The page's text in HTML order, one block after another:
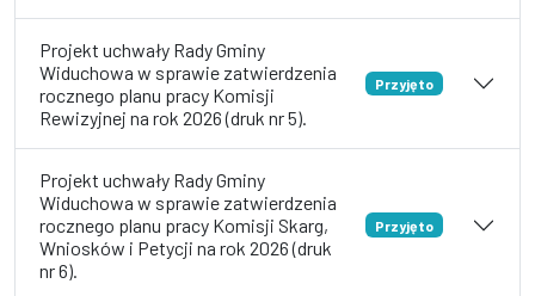
Projekt uchwały Rady Gminy
Widuchowa w sprawie zatwierdzenia
rocznego planu pracy Komisji
Rewizyjnej na rok 2026 (druk nr 5).
Przyjęto
Projekt uchwały Rady Gminy
Widuchowa w sprawie zatwierdzenia
rocznego planu pracy Komisji Skarg,
Wniosków i Petycji na rok 2026 (druk
nr 6).
Przyjęto